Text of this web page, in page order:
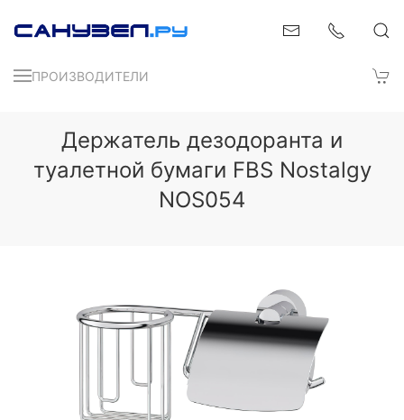
ПРОИЗВОДИТЕЛИ
Держатель дезодоранта и
туалетной бумаги FBS Nostalgy
NOS054